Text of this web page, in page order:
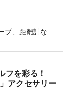
ブ、距離計な
フを彩る！
アクセサリー